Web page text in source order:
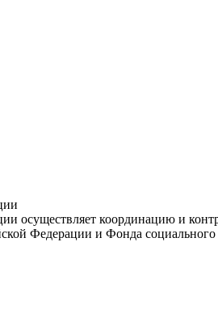
осуществляет координацию и
Федерации и Фонда